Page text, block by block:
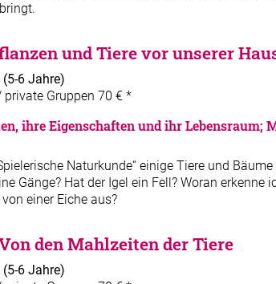
und Tiere vor unserer
(5-6 Jahre)
private Gruppen 70 € *
ihre Eigenschaften und ihr Lebensraum;
Naturkunde“ einige Tiere und
Gänge? Hat der Igel ein Fell? Woran erkenne
einer Eiche aus?
den Mahlzeiten der Tiere
(5-6 Jahre)